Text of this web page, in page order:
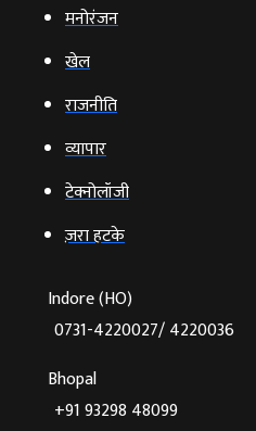
मनोरंजन
खेल
राजनीति
व्‍यापार
टेक्‍नोलॉजी
ज़रा हटके
Indore (HO)
0731-4220027/ 4220036
Bhopal
+91 93298 48099